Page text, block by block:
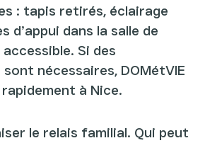
: tapis retirés, éclairage
d’appui dans la salle de
Si des
nécessaires, DOMétVIE
à Nice.
le relais familial. Qui peut